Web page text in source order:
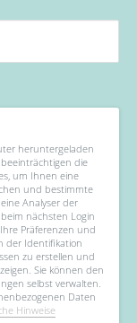
heruntergeladen
die
um Ihnen eine
und bestimmte
Analyser der
nächsten Login
Präferenzen und
der Identifikation
zu erstellen und
Sie können den
selbst verwalten.
Daten
Hinweise